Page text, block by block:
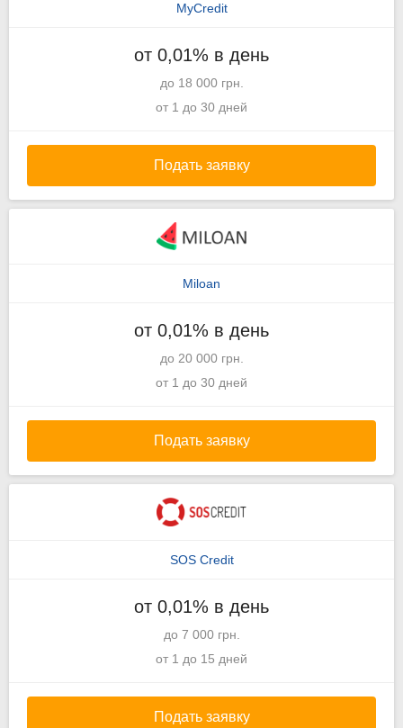
MyCredit
от 0,01% в день
до 18 000 грн.
от 1 до 30 дней
Подать заявку
Miloan
от 0,01% в день
до 20 000 грн.
от 1 до 30 дней
Подать заявку
SOS Credit
от 0,01% в день
до 7 000 грн.
от 1 до 15 дней
Подать заявку